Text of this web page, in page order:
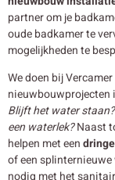
partner om je
oude badkamer te
mogelijkheden te
We doen bij
nieuwbouwprojecten
Blijft het water
een waterlek?Naast
helpen met een
of een